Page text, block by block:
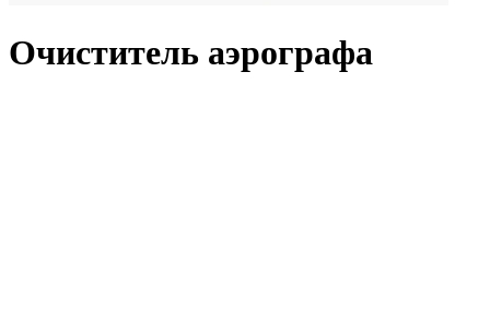
Очиститель аэрографа